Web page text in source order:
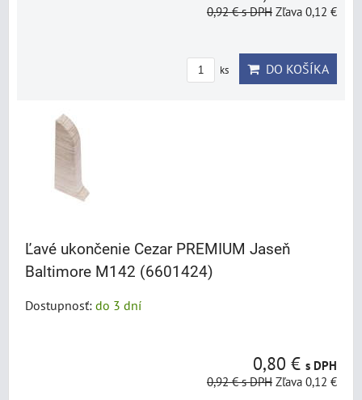
0,92 €s DPH Zľava 0,12 €
ks DO KOŠÍKA
Ľavé ukončenie Cezar PREMIUM Jaseň
Baltimore M142 (6601424)
Dostupnosť: do 3 dní
0,80 € s DPH
0,92 €s DPH Zľava 0,12 €